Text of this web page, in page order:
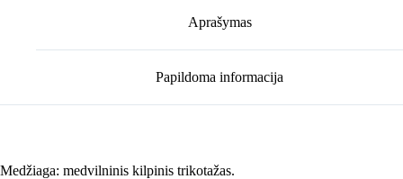
Aprašymas
Papildoma informacija
Medžiaga: medvilninis kilpinis trikotažas.